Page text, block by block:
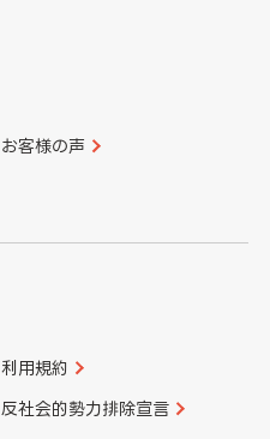
愛媛県
宮崎県
お客様の声
利用規約
反社会的勢力排除宣言